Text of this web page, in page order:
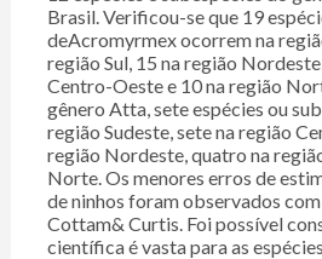
Brasil. Verificou-se que 19
deAcromyrmex ocorrem na
região Sul, 15 na região
Centro-Oeste e 10 na região
gênero Atta, sete espécies ou
região Sudeste, sete na região
região Nordeste, quatro na
Norte. Os menores erros de
de ninhos foram observados
Cottam& Curtis. Foi possível
científica é vasta para as